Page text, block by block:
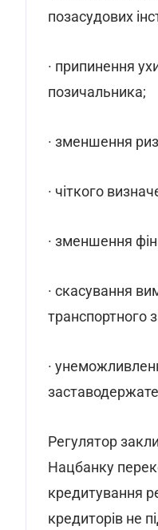
позасудових
· припинення
позичальника;
· зменшення
· чіткого
· зменшення
· скасування
транспортного
·
Регулятор
Нацбанку
кредитування
кредиторів не